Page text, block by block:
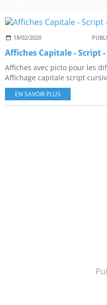
18/02/2020
Affiches Capitale - Script
Affiches avec picto pour les
Affichage capitale script
EN SAVOIR PLUS